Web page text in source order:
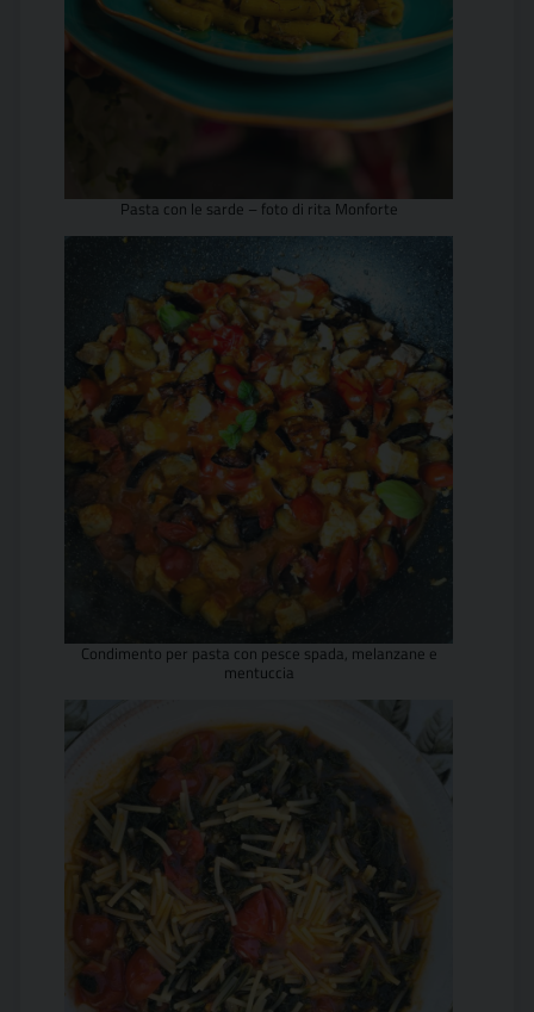
Pasta con le sarde – foto di rita Monforte
Condimento per pasta con pesce spada, melanzane e
mentuccia